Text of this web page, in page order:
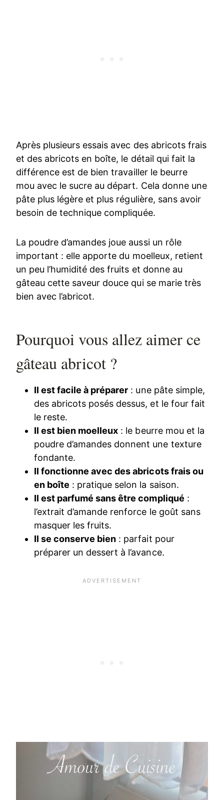
Après plusieurs essais avec des abricots frais
et des abricots en boîte, le détail qui fait la
différence est de bien travailler le beurre
mou avec le sucre au départ. Cela donne une
pâte plus légère et plus régulière, sans avoir
besoin de technique compliquée.
La poudre d’amandes joue aussi un rôle
important : elle apporte du moelleux, retient
un peu l’humidité des fruits et donne au
gâteau cette saveur douce qui se marie très
bien avec l’abricot.
Pourquoi vous allez aimer ce
gâteau abricot ?
Il est facile à préparer : une pâte simple,
des abricots posés dessus, et le four fait
le reste.
Il est bien moelleux : le beurre mou et la
poudre d’amandes donnent une texture
fondante.
Il fonctionne avec des abricots frais ou
en boîte : pratique selon la saison.
Il est parfumé sans être compliqué :
l’extrait d’amande renforce le goût sans
masquer les fruits.
Il se conserve bien : parfait pour
préparer un dessert à l’avance.